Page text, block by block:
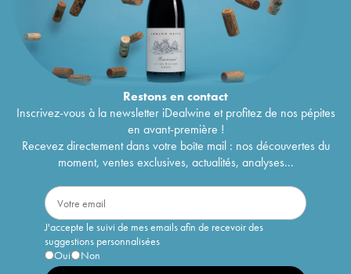
Restons encontact
Inscrivez-vous à la newsletter iDealwine et profitez de nos pépites
en avant-première !
Recevez directement dans votre boîte mail : nos découvertes du
moment, ventes exclusives, actualités, analyses...
J'accepte le suivi de mes emails afin de recevoir des
suggestions personnalisées
Oui
Non